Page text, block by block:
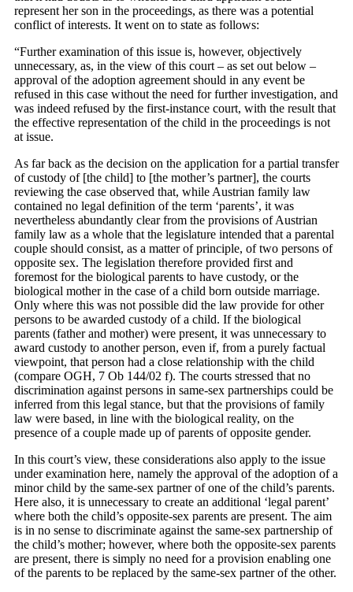
represent her son in the proceedings, as there was a potential
conflict of interests. It went on to state as follows:
“Further examination of this issue is, however, objectively
unnecessary, as, in the view of this court – as set out below –
approval of the adoption agreement should in any event be
refused in this case without the need for further investigation, and
was indeed refused by the first-instance court, with the result that
the effective representation of the child in the proceedings is not
at issue.
As far back as the decision on the application for a partial transfer
of custody of [the child] to [the mother’s partner], the courts
reviewing the case observed that, while Austrian family law
contained no legal definition of the term ‘parents’, it was
nevertheless abundantly clear from the provisions of Austrian
family law as a whole that the legislature intended that a parental
couple should consist, as a matter of principle, of two persons of
opposite sex. The legislation therefore provided first and
foremost for the biological parents to have custody, or the
biological mother in the case of a child born outside marriage.
Only where this was not possible did the law provide for other
persons to be awarded custody of a child. If the biological
parents (father and mother) were present, it was unnecessary to
award custody to another person, even if, from a purely factual
viewpoint, that person had a close relationship with the child
(compare OGH, 7 Ob 144/02 f). The courts stressed that no
discrimination against persons in same-sex partnerships could be
inferred from this legal stance, but that the provisions of family
law were based, in line with the biological reality, on the
presence of a couple made up of parents of opposite gender.
In this court’s view, these considerations also apply to the issue
under examination here, namely the approval of the adoption of a
minor child by the same-sex partner of one of the child’s parents.
Here also, it is unnecessary to create an additional ‘legal parent’
where both the child’s opposite-sex parents are present. The aim
is in no sense to discriminate against the same-sex partnership of
the child’s mother; however, where both the opposite-sex parents
are present, there is simply no need for a provision enabling one
of the parents to be replaced by the same-sex partner of the other.